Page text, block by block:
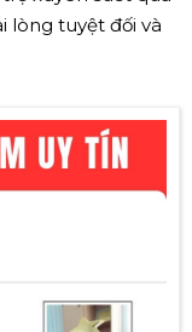
lòng tuyệt đối và